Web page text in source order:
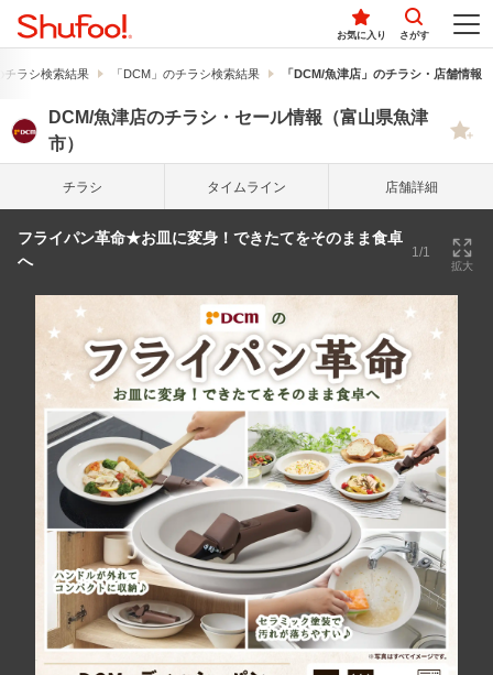
お気に入り さがす
チラシ検索結果 「DCM」のチラシ検索結果 「DCM/魚津店」のチラシ・店舗情報
DCM/魚津店のチラシ・セール情報（富山県魚津
市）
チラシ タイム ライン 店舗詳細
フライパン革命★お皿に変身！できたてをそのまま食卓
へ
1/1
拡大